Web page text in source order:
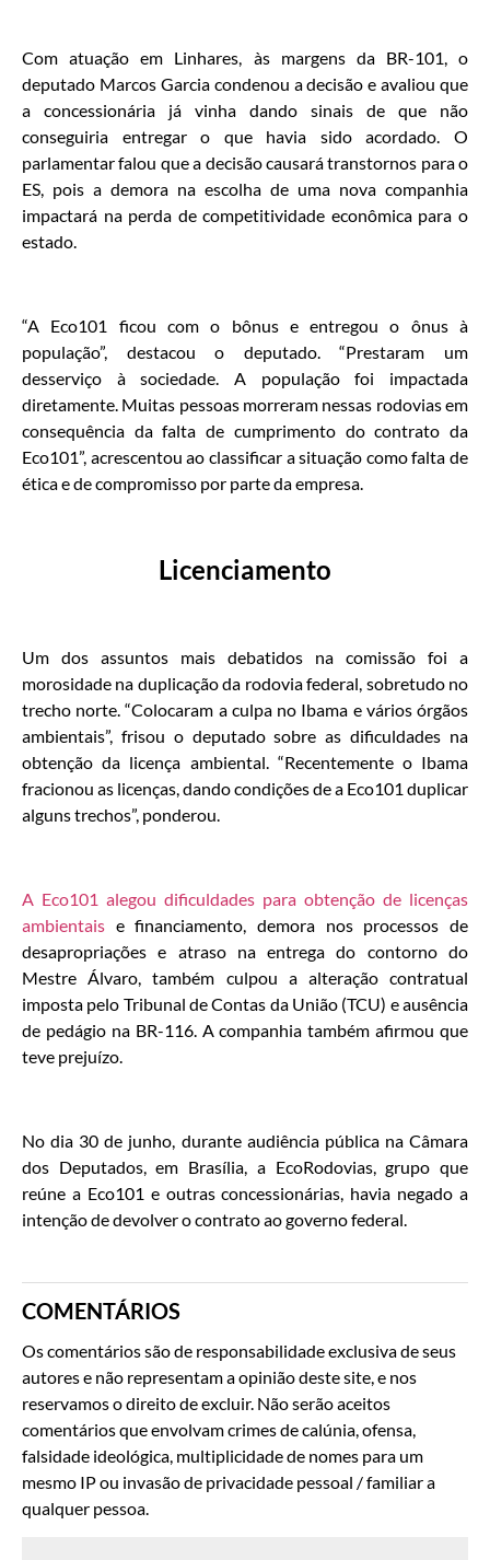
Com atuação em Linhares, às margens da BR-101, o
deputado Marcos Garcia condenou a decisão e avaliou que
a concessionária já vinha dando sinais de que não
conseguiria entregar o que havia sido acordado. O
parlamentar falou que a decisão causará transtornos para o
ES, pois a demora na escolha de uma nova companhia
impactará na perda de competitividade econômica para o
estado.
“A Eco101 ficou com o bônus e entregou o ônus à
população”, destacou o deputado. “Prestaram um
desserviço à sociedade. A população foi impactada
diretamente. Muitas pessoas morreram nessas rodovias em
consequência da falta de cumprimento do contrato da
Eco101”, acrescentou ao classificar a situação como falta de
ética e de compromisso por parte da empresa.
Licenciamento
Um dos assuntos mais debatidos na comissão foi a
morosidade na duplicação da rodovia federal, sobretudo no
trecho norte. “Colocaram a culpa no Ibama e vários órgãos
ambientais”, frisou o deputado sobre as dificuldades na
obtenção da licença ambiental. “Recentemente o Ibama
fracionou as licenças, dando condições de a Eco101 duplicar
alguns trechos”, ponderou.
A Eco101 alegou dificuldades para obtenção de licenças
ambientais e financiamento, demora nos processos de
desapropriações e atraso na entrega do contorno do
Mestre Álvaro, também culpou a alteração contratual
imposta pelo Tribunal de Contas da União (TCU) e ausência
de pedágio na BR-116. A companhia também afirmou que
teve prejuízo.
No dia 30 de junho, durante audiência pública na Câmara
dos Deputados, em Brasília, a EcoRodovias, grupo que
reúne a Eco101 e outras concessionárias, havia negado a
intenção de devolver o contrato ao governo federal.
COMENTÁRIOS
Os comentários são de responsabilidade exclusiva de seus
autores e não representam a opinião deste site, e nos
reservamos o direito de excluir. Não serão aceitos
comentários que envolvam crimes de calúnia, ofensa,
falsidade ideológica, multiplicidade de nomes para um
mesmo IP ou invasão de privacidade pessoal / familiar a
qualquer pessoa.